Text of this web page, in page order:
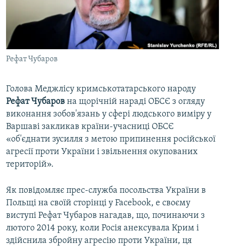
ВІДЕОУРОКИ «ELIFBE»
СВІДЧЕННЯ ОКУПАЦІЇ
УКРАЇНСЬКА ПРОБЛЕМА КРИМУ
ЯК ОБІЙТИ БЛОКУВАННЯ
Русский
Qırımtatar
Усі сайти RFE/RL
Рефат Чубаров
Голова Меджлісу кримськотатарського народу
Рефат Чубаров на щорічній нараді ОБСЄ з огляду
виконання зобов'язань у сфері людського виміру у
Варшаві закликав країни-учасниці ОБСЄ
«об'єднати зусилля з метою припинення російської
агресії проти України і звільнення окупованих
територій».
Як повідомляє прес-служба посольства України в
Польщі на своїй сторінці у Facebook, e своєму
виступі Рефат Чубаров нагадав, що, починаючи з
лютого 2014 року, коли Росія анексувала Крим і
здійснила збройну агресію проти України, ця